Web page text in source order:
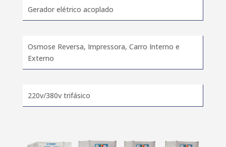
Gerador elétrico acoplado
Osmose Reversa, Impressora, Carro Interno e
Externo
220v/380v trifásico